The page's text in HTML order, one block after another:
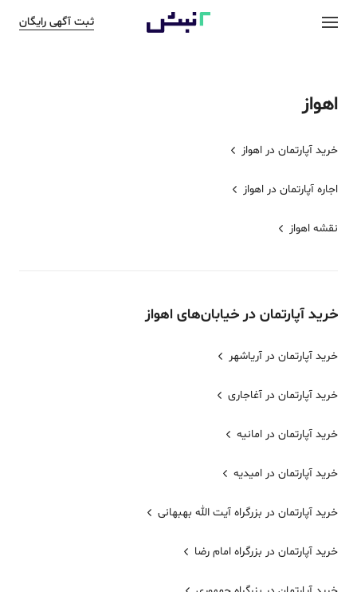
ثبت آگهی رایگان
اهواز
خرید آپارتمان در اهواز
اجاره آپارتمان در اهواز
نقشه اهواز
خرید آپارتمان در خیابان‌های اهواز
خرید آپارتمان در آریاشهر
خرید آپارتمان در آغاجاری
خرید آپارتمان در امانیه
خرید آپارتمان در امیدیه
خرید آپارتمان در بزرگراه آیت الله بهبهانی
خرید آپارتمان در بزرگراه امام رضا